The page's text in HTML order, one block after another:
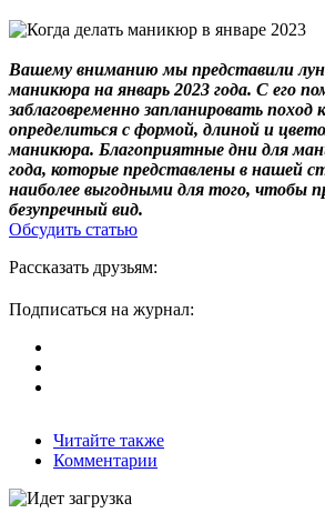
Вашему вниманию мы представили
маникюра на январь 2023 года. С его
заблаговременно запланировать поход
определиться с формой, длиной и
маникюра. Благоприятные дни для
года, которые представлены в нашей
наиболее выгодными для того, чтобы
безупречный вид.
Обсудить статью
Рассказать друзьям:
Подписаться на журнал:
Читайте также
Комментарии